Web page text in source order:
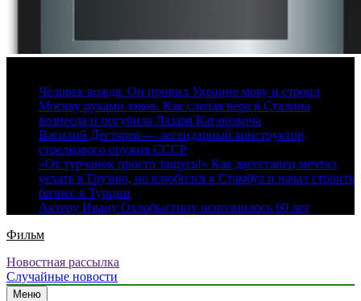
Человек вождя. Он привил Украине мову и строил
Москву руками зэков. Как слепая вера в Сталина
вознесла и погубила Лазаря Кагановича
Василий Дегтярев — легендарный конструктор
стрелкового оружия СССР
«От турчанок просто тащусь!» Как дагестанец мечтал
уехать в Грузию, но влюбился в Стамбул и начал строить
бизнес в Турции
Актеру Ивану Охлобыстину исполнилось 60 лет
Фильм
Новостная рассылка
Случайные новости
Меню